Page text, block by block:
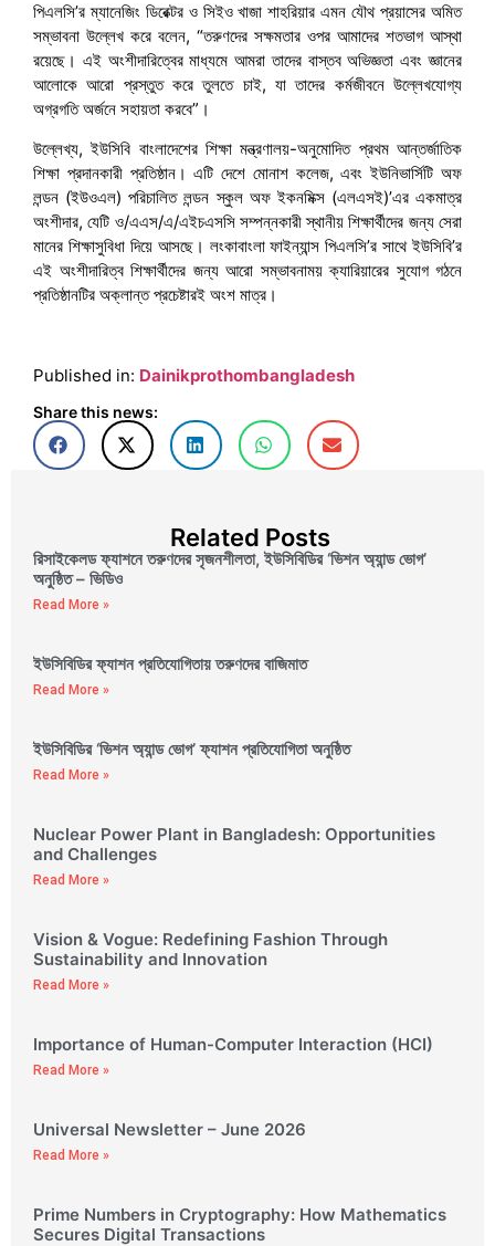
পিএলসি’র ম্যানেজিং ডিরেক্টর ও সিইও খাজা শাহরিয়ার এমন যৌথ প্রয়াসের অমিত
সম্ভাবনা উল্লেখ করে বলেন, “তরুণদের সক্ষমতার ওপর আমাদের শতভাগ আস্থা
রয়েছে। এই অংশীদারিত্বের মাধ্যমে আমরা তাদের বাস্তব অভিজ্ঞতা এবং জ্ঞানের
আলোকে আরো প্রস্তুত করে তুলতে চাই, যা তাদের কর্মজীবনে উল্লেখযোগ্য
অগ্রগতি অর্জনে সহায়তা করবে”।
উল্লেখ্য, ইউসিবি বাংলাদেশের শিক্ষা মন্ত্রণালয়-অনুমোদিত প্রথম আন্তর্জাতিক
শিক্ষা প্রদানকারী প্রতিষ্ঠান। এটি দেশে মোনাশ কলেজ, এবং ইউনিভার্সিটি অফ
লন্ডন (ইউওএল) পরিচালিত লন্ডন স্কুল অফ ইকনমিক্স (এলএসই)’এর একমাত্র
অংশীদার, যেটি ও/এএস/এ/এইচএসসি সম্পন্নকারী স্থানীয় শিক্ষার্থীদের জন্য সেরা
মানের শিক্ষাসুবিধা দিয়ে আসছে। লংকাবাংলা ফাইন্যান্স পিএলসি’র সাথে ইউসিবি’র
এই অংশীদারিত্ব শিক্ষার্থীদের জন্য আরো সম্ভাবনাময় ক্যারিয়ারের সুযোগ গঠনে
প্রতিষ্ঠানটির অক্লান্ত প্রচেষ্টারই অংশ মাত্র।
Published in: Dainikprothombangladesh
Share this news:
Related Posts
রিসাইকেলড ফ্যাশনে তরুণদের সৃজনশীলতা, ইউসিবিডির ‘ভিশন অ্যান্ড ভোগ’
অনুষ্ঠিত – ভিডিও
Read More »
ইউসিবিডির ফ্যাশন প্রতিযোগিতায় তরুণদের বাজিমাত
Read More »
ইউসিবিডির ‘ভিশন অ্যান্ড ভোগ’ ফ্যাশন প্রতিযোগিতা অনুষ্ঠিত
Read More »
Nuclear Power Plant in Bangladesh: Opportunities
and Challenges
Read More »
Vision & Vogue: Redefining Fashion Through
Sustainability and Innovation
Read More »
Importance of Human-Computer Interaction (HCI)
Read More »
Universal Newsletter – June 2026
Read More »
Prime Numbers in Cryptography: How Mathematics
Secures Digital Transactions